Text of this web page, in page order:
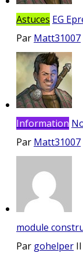
Astuces EG
Par Matt31007
Information
Par Matt31007
module
Par gohelper